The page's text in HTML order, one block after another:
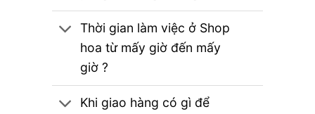
Thời gian làm việc ở Shop
hoa từ mấy giờ đến mấy
giờ ?
Khi giao hàng có gì để